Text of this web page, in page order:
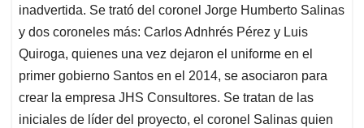
p
p
o
k
I
n
s
inadvertida. Se trató del coronel Jorge Humberto Salinas
y dos coroneles más: Carlos Adnhrés Pérez y Luis
Quiroga, quienes una vez dejaron el uniforme en el
primer gobierno Santos en el 2014, se asociaron para
crear la empresa JHS Consultores. Se tratan de las
iniciales de líder del proyecto, el coronel Salinas quien